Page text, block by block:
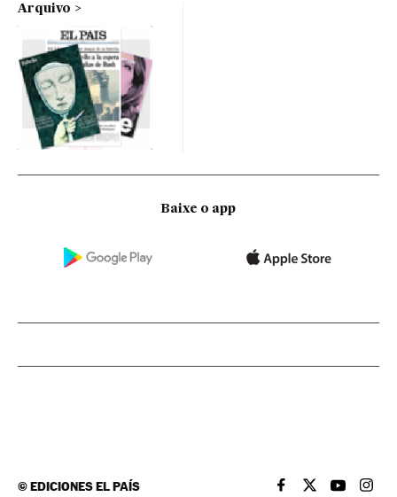
Arquivo
Baixe o app
©EDICIONES EL PAÍS EL PAÍS BRASIL EN
EL PAÍSEL PAÍS
EL